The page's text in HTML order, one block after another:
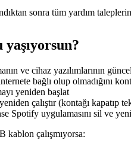
sonra tüm yardım
yaşıyorsun?
ve cihaz yazılımlarının
bağlı olup olmadığını
yeniden başlat
çalıştır (kontağı kapatıp
Spotify uygulamasını sil ve
kablon çalışmıyorsa: